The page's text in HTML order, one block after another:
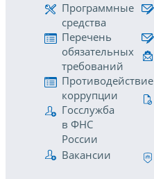
Программные
средства
Перечень
обязательных
требований
Противодействие
коррупции
Госслужба
в ФНС
России
Вакансии